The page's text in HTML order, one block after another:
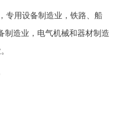
专用设备制造业，铁路、船
制造业，电气机械和器材制造